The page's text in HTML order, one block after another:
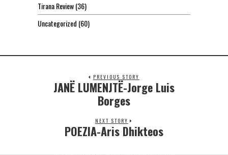
Tirana Review(36)
Uncategorized (60)
PREVIOUS STORY
JANË LUMENJTË-Jorge Luis
Borges
NEXT STORY
POEZIA-Aris Dhikteos